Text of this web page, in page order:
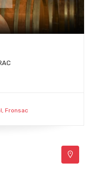
Fronsac